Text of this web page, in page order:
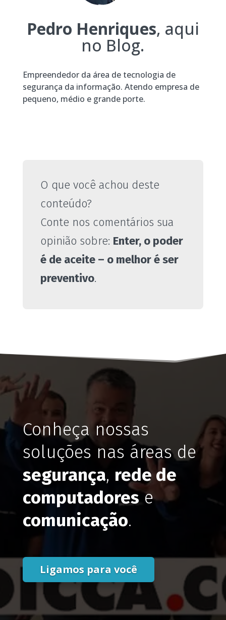
Pedro Henriques, aqui
no Blog.
Empreendedor da área de tecnologia de
segurança da informação. Atendo empresa de
pequeno, médio e grande porte.
O que você achou deste
conteúdo?
Conte nos comentários sua
opinião sobre: Enter, o poder
é de aceite – o melhor é ser
preventivo.
Conheça nossas
soluções nas áreas de
segurança, rede de
computadorese
comunicação.
Ligamos para você